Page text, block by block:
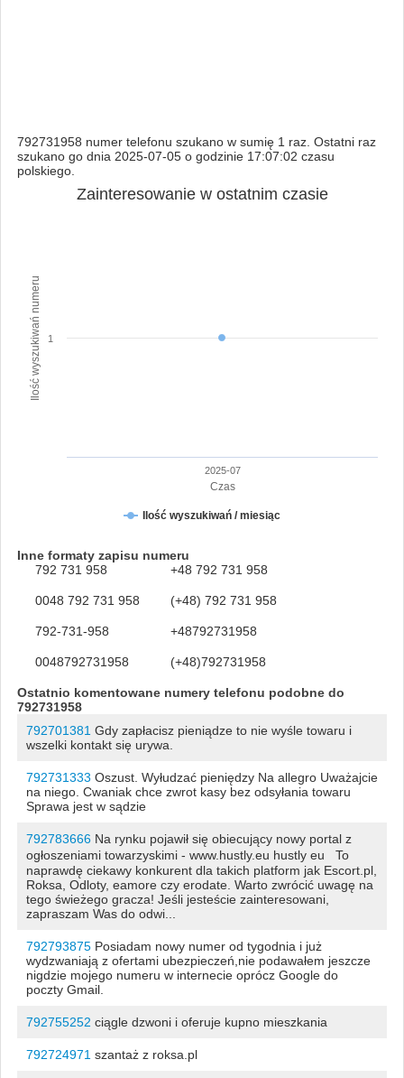
792731958 numer telefonu szukano w sumię 1 raz. Ostatni raz
szukano go dnia 2025-07-05 o godzinie 17:07:02 czasu
polskiego.
Czas
Ilość wyszukiwań numeru
Zainteresowanie w ostatnim czasie
Ilość wyszukiwań / miesiąc
2025-07
1
Inne formaty zapisu numeru
792 731 958
+48 792 731 958
0048 792 731 958 (+48) 792 731 958
792-731-958 +48792731958
0048792731958 (+48)792731958
Ostatnio komentowane numery telefonu podobne do
792731958
792701381 Gdy zapłacisz pieniądze to nie wyśle towaru i
wszelki kontakt się urywa.
792731333 Oszust. Wyłudzać pieniędzy Na allegro Uważajcie
na niego. Cwaniak chce zwrot kasy bez odsyłania towaru
Sprawa jest w sądzie
792783666Na rynku pojawił się obiecujący nowy portal z
ogłoszeniami towarzyskimi - www.hustly.eu hustly eu To
naprawdę ciekawy konkurent dla takich platform jak Escort.pl,
Roksa, Odloty, eamore czy erodate. Warto zwrócić uwagę na
tego świeżego gracza! Jeśli jesteście zainteresowani,
zapraszam Was do odwi...
792793875Posiadam nowy numer od tygodnia i już
wydzwaniają z ofertami ubezpieczeń,nie podawałem jeszcze
nigdzie mojego numeru w internecie oprócz Google do
poczty Gmail.
792755252 ciągle dzwoni i oferuje kupno mieszkania
792724971 szantaż z roksa.pl